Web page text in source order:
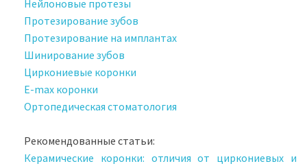
Нейлоновые протезы
Протезирование зубов
Протезирование на имплантах
Шинирование зубов
Циркониевые коронки
E-max коронки
Ортопедическая стоматология
Рекомендованные статьи:
Керамические коронки: отличия от циркониевых и